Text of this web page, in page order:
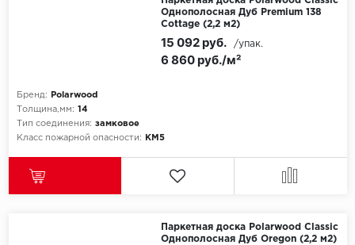
Однополосная Дуб Premium 138
Cottage (2,2 м2)
Бренд:
Polarwood
Толщина,мм: 14
Тип соединения: замковое
Класс пожарной опасности:
КМ5
6 860 руб./м²
15 092 руб. /упак.
Паркетная доска Polarwood Classic
Однополосная Дуб Oregon (2,2 м2)